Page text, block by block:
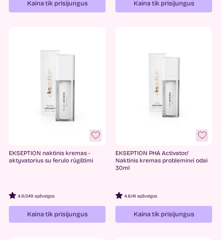
Kaina tik prisijungus Kaina tik prisijungus
EKSEPTION naktinis kremas -
aktyvatorius su ferulo rūgštimi
4.9/249 apžvalgos
Kaina tik prisijungus
EKSEPTION PHA Activator/
Naktinis kremas probleminеi odai
30ml
4.8/41 apžvalgos
Kaina tik prisijungus